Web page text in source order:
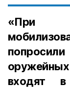
«При
входят в